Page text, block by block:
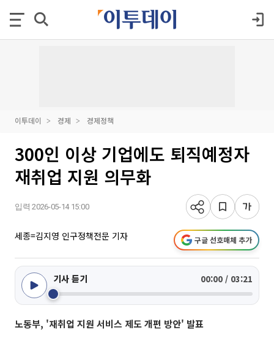
이투데이 경제 경제정책
300인 이상 기업에도 퇴직예정자
재취업 지원 의무화
입력 2026-05-14 15:00
세종=김지영 인구정책전문 기자 구글 선호매체 추가
기사 듣기 00:00 / 03:21
노동부, '재취업 지원 서비스 제도 개편 방안' 발표